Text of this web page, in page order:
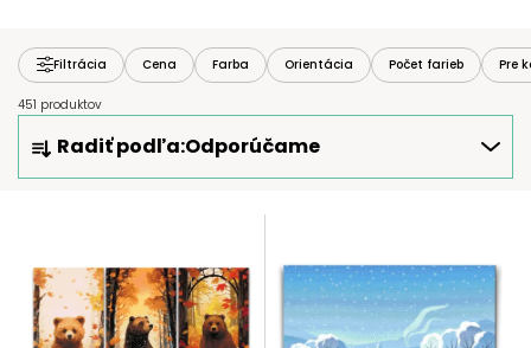
Filtrácia Cena Farba Orientácia Počet farieb Pre
451 produktov
D
Radiť podľa:Odporúčame